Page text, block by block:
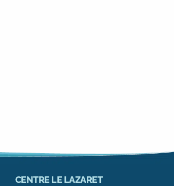
CENTRE LE LAZARET